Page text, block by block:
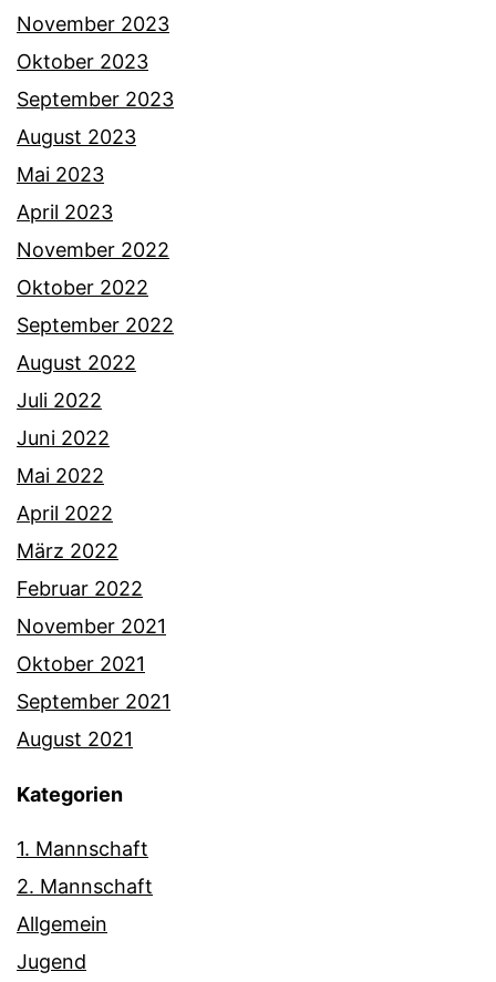
November 2023
Oktober 2023
September 2023
August 2023
Mai 2023
April 2023
November 2022
Oktober 2022
September 2022
August 2022
Juli 2022
Juni 2022
Mai 2022
April 2022
März 2022
Februar 2022
November 2021
Oktober 2021
September 2021
August 2021
Kategorien
1. Mannschaft
2. Mannschaft
Allgemein
Jugend